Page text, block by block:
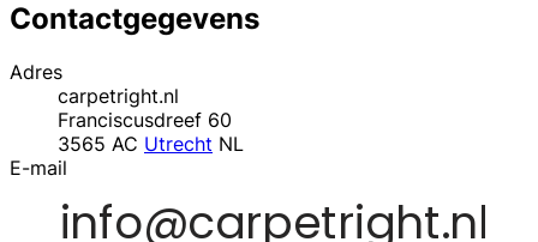
Contactgegevens
Adres
carpetright.nl
Franciscusdreef 60
3565 AC Utrecht NL
E-mail